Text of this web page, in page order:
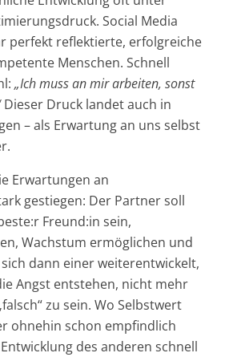
Social Media
perfekt reflektierte, erfolgreiche
Menschen. Schnell
„Ich muss an mir arbeiten, sonst
Dieser Druck landet auch in
– als Erwartung an uns selbst
Erwartungen an
gestiegen: Der Partner soll
Freund:in sein,
Wachstum ermöglichen und
dann einer weiterentwickelt,
Angst entstehen, nicht mehr
zu sein. Wo Selbstwert
ohnehin schon empfindlich
des anderen schnell